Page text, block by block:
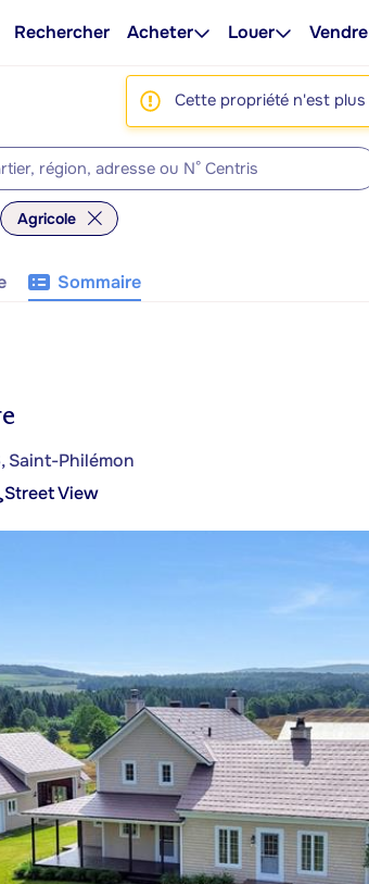
Rechercher Acheter Louer Vendre
Cette propriété n'est
Agricole
Sommaire
Saint-Philémon
Street View